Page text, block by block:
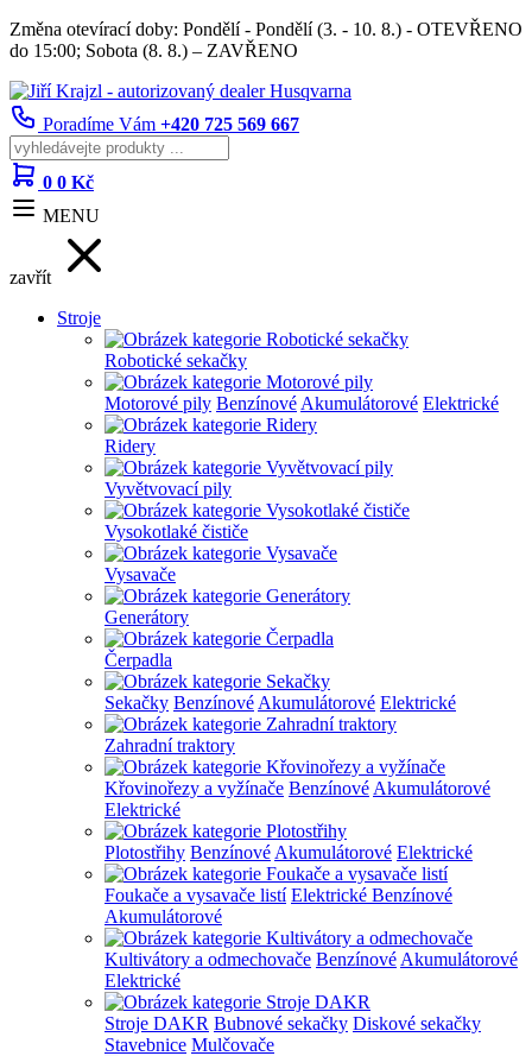
Změna otevírací doby: Pondělí - Pondělí (3. - 10. 8.) - OTEVŘENO
do 15:00; Sobota (8. 8.) – ZAVŘENO
Poradíme Vám +420 725 569 667
0 0 Kč
MENU
zavřít
Stroje
Robotické sekačky
Motorové pily Benzínové Akumulátorové Elektrické
Ridery
Vyvětvovací pily
Vysokotlaké čističe
Vysavače
Generátory
Čerpadla
Sekačky Benzínové Akumulátorové Elektrické
Zahradní traktory
Křovinořezy a vyžínače Benzínové Akumulátorové
Elektrické
Plotostřihy Benzínové Akumulátorové Elektrické
Foukače a vysavače listí Elektrické Benzínové
Akumulátorové
Kultivátory a odmechovače Benzínové Akumulátorové
Elektrické
Stroje DAKR Bubnové sekačky Diskové sekačky
Stavebnice Mulčovače